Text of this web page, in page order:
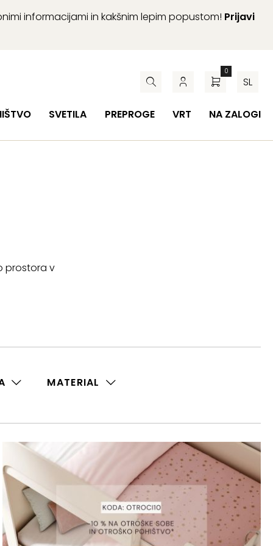
informacijami in kakšnim lepim popustom! Prijavi
0
SL
SVETILA PREPROGE VRT NA ZALOGI
prostora v
MATERIAL